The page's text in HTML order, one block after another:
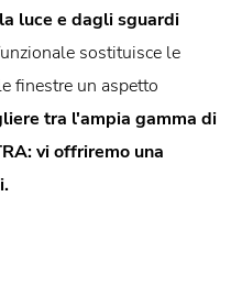
luce e dagli sguardi
sostituisce le
finestre un aspetto
tra l'ampia gamma di
vi offriremo una